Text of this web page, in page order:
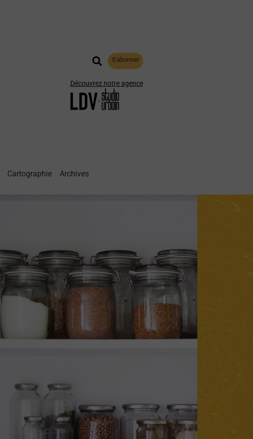
S'abonner
Découvrez notre agence
Cartographie Archives